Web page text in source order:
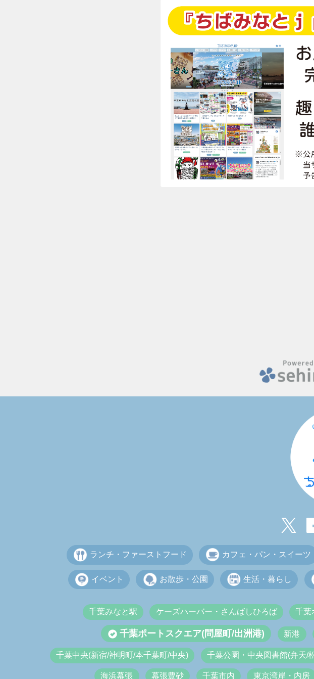
ランチ・ファーストフード カフェ・パン・スイーツ
イベント お散歩・公園 生活・暮らし
千葉みなと駅 ケーズハーバー・さんばしひろば 千葉
千葉ポートスクエア(問屋町/出洲港) 新港
千葉中央(新宿/神明町/本千葉町/中央) 千葉公園・中央図書館(弁天/
海浜幕張 幕張豊砂 千葉市内 東京湾岸・内房